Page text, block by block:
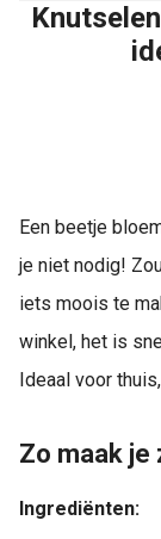
Een beetje
je niet nodig!
iets moois te
winkel, het is
Ideaal voor
Zo maak je
Ingrediënten: